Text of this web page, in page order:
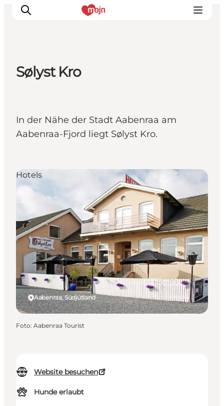
Events
Übernachtung
Plane deine Reise
Sølyst Kro
In der Nähe der Stadt Aabenraa am
Aabenraa-Fjord liegt Sølyst Kro.
Website besuchen
Hunde erlaubt
Aabenraa, Südjütland
Hotels
Foto: Aabenraa Tourist